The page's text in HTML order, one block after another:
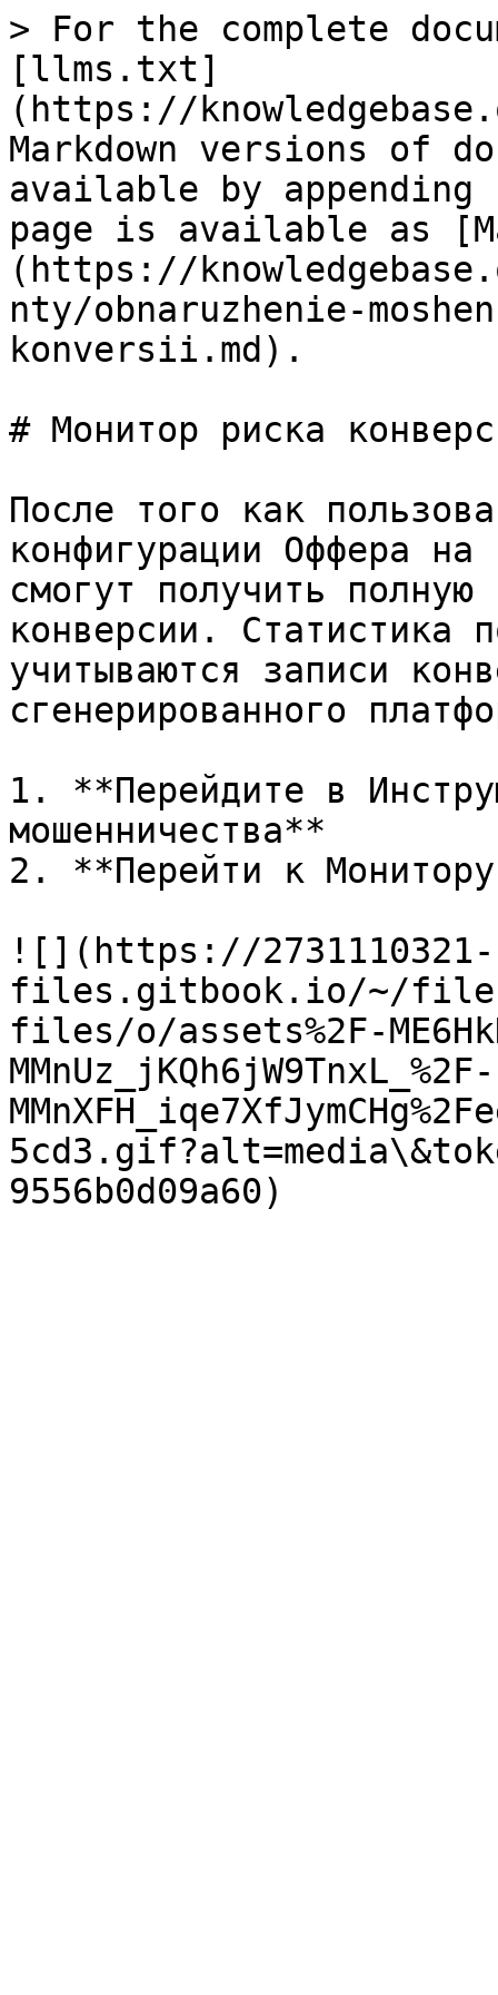
> For the complete
[llms.txt]
(https://
Markdown versions of
available by
page is available as
(https://
nty/obnaruzhenie-
konversii.md).
# Монитор риска
После того как
конфигурации Оффера
смогут получить полную
конверсии. Статистика
учитываются записи
сгенерированного
1. **Перейдите в
мошенничества**
2. **Перейти к
![](https://2731110321-
files.gitbook.io/~/
files/o/assets%2F-
MMnUz_jKQh6jW9TnxL_%2F-